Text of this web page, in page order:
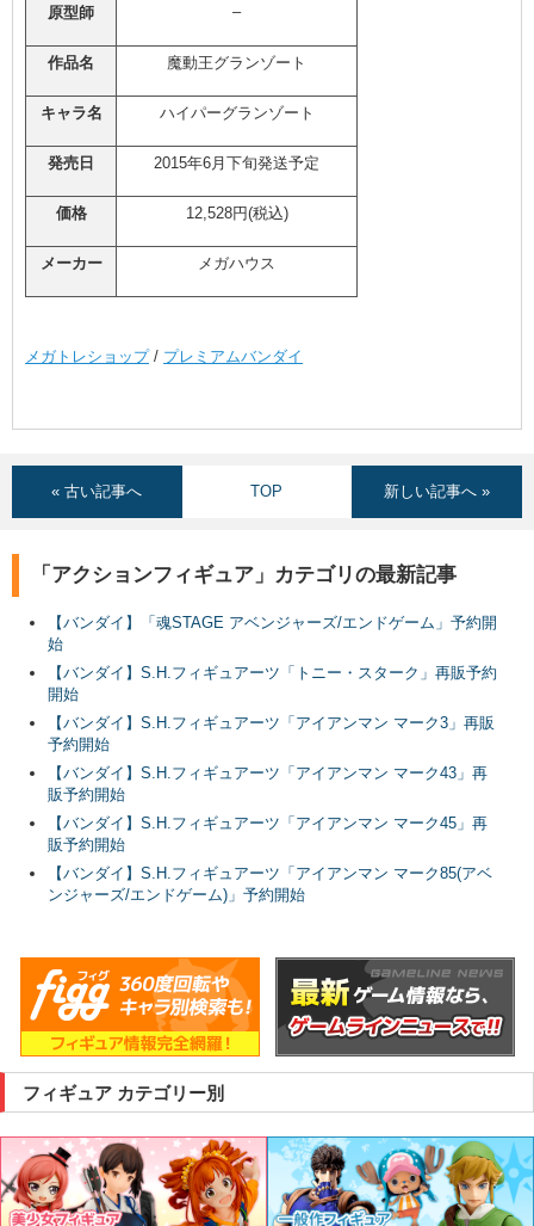
原型師 –
作品名 魔動王グランゾート
キャラ名 ハイパーグランゾート
発売日 2015年6月下旬発送予定
価格 12,528円(税込)
メーカー メガハウス
メガトレショップ/ プレミアムバンダイ
« 古い記事へ TOP 新しい記事へ »
「アクションフィギュア」カテゴリの最新記事
【バンダイ】「魂STAGE アベンジャーズ/エンドゲーム」予約開
始
【バンダイ】S.H.フィギュアーツ「トニー・スターク」再販予約
開始
【バンダイ】S.H.フィギュアーツ「アイアンマン マーク3」再販
予約開始
【バンダイ】S.H.フィギュアーツ「アイアンマン マーク43」再
販予約開始
【バンダイ】S.H.フィギュアーツ「アイアンマン マーク45」再
販予約開始
【バンダイ】S.H.フィギュアーツ「アイアンマン マーク85(アベ
ンジャーズ/エンドゲーム)」予約開始
フィギュア カテゴリー別